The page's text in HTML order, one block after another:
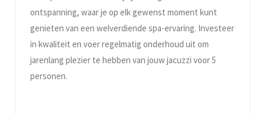
ontspanning, waar je op elk gewenst moment kunt
genieten van een welverdiende spa-ervaring. Investeer
in kwaliteit en voer regelmatig onderhoud uit om
jarenlang plezier te hebben van jouw jacuzzi voor 5
personen.